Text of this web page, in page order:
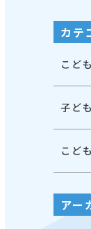
カテ
こど
子ど
こど
アー